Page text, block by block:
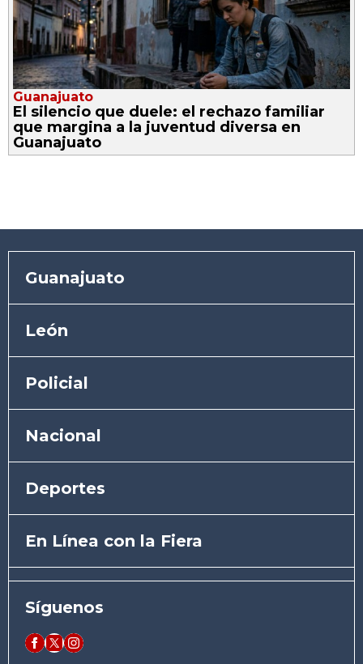
Guanajuato
El silencio que duele: el rechazo familiar
que margina a la juventud diversa en
Guanajuato
Guanajuato
León
Policial
Nacional
Deportes
En Línea con la Fiera
Síguenos